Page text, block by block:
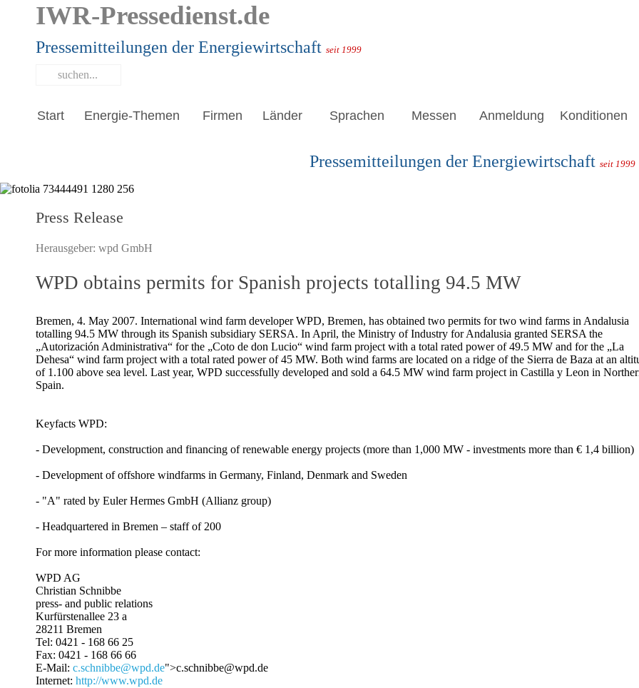
IWR-Pressedienst.de
Pressemitteilungen der Energiewirtschaft seit 1999
Start Energie-Themen Firmen Länder Sprachen Messen Anmeldung Konditionen
Pressemitteilungen der Energiewirtschaft seit 1999
Press Release
Herausgeber: wpd GmbH
WPD obtains permits for Spanish projects totalling 94.5 MW
Bremen, 4. May 2007. International wind farm developer WPD, Bremen, has obtained two permits for two wind farms in Andalusia
totalling 94.5 MW through its Spanish subsidiary SERSA. In April, the Ministry of Industry for Andalusia granted SERSA the
„Autorización Administrativa“ for the „Coto de don Lucio“ wind farm project with a total rated power of 49.5 MW and for the „La
Dehesa“ wind farm project with a total rated power of 45 MW. Both wind farms are located on a ridge of the Sierra de Baza at an
of 1.100 above sea level. Last year, WPD successfully developed and sold a 64.5 MW wind farm project in Castilla y Leon in
Spain.
Keyfacts WPD:
- Development, construction and financing of renewable energy projects (more than 1,000 MW - investments more than € 1,4 billion)
- Development of offshore windfarms in Germany, Finland, Denmark and Sweden
- "A" rated by Euler Hermes GmbH (Allianz group)
- Headquartered in Bremen – staff of 200
For more information please contact:
WPD AG
Christian Schnibbe
press- and public relations
Kurfürstenallee 23 a
28211 Bremen
Tel: 0421 - 168 66 25
Fax: 0421 - 168 66 66
E-Mail: c.schnibbe@wpd.de">c.schnibbe@wpd.de
Internet: http://www.wpd.de